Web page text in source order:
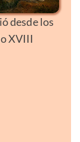
desde los
XVIII